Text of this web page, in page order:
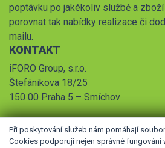
poptávku po jakékoliv službě a
porovnat tak nabídky realizace či
mailu.
KONTAKT
iFORO Group, s.r.o.
Štefánikova 18/25
150 00 Praha 5 – Smíchov
Při poskytování služeb nám pomáhají
Cookies podporují nejen správné fungování